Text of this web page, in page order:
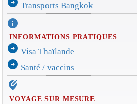
Transports Bangkok
info
INFORMATIONS PRATIQUES
arrow_circle_right Visa Thaïlande
arrow_circle_right Santé / vaccins
edit_location_alt
VOYAGE SUR MESURE